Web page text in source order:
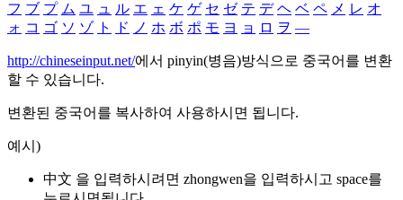
フ ブ プ ム ユ ュ ル エ ェ ケ ゲ セ ゼ テ デ ヘ ベ ペ メ レ オ
ォ コ ゴ ソ ゾ ト ド ノ ホ ボ ポ モ ヨ ョ ロ ヲ ―
http://chineseinput.net/에서 pinyin(병음)방식으로 중국어를 변환
할 수 있습니다.
변환된 중국어를 복사하여 사용하시면 됩니다.
예시)
中文 을 입력하시려면 zhongwen을 입력하시고 space를